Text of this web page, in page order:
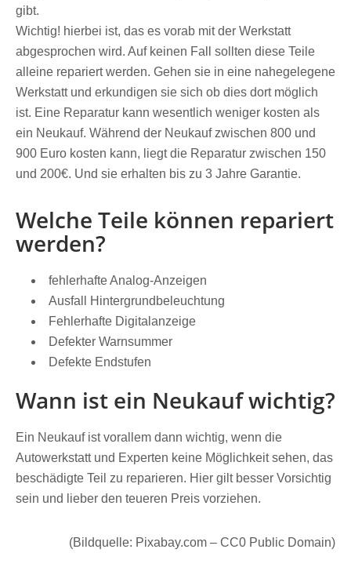
gibt.
Wichtig! hierbei ist, das es vorab mit der Werkstatt
abgesprochen wird. Auf keinen Fall sollten diese Teile
alleine repariert werden. Gehen sie in eine nahegelegene
Werkstatt und erkundigen sie sich ob dies dort möglich
ist. Eine Reparatur kann wesentlich weniger kosten als
ein Neukauf. Während der Neukauf zwischen 800 und
900 Euro kosten kann, liegt die Reparatur zwischen 150
und 200€. Und sie erhalten bis zu 3 Jahre Garantie.
Welche Teile können repariert
werden?
fehlerhafte Analog-Anzeigen
Ausfall Hintergrundbeleuchtung
Fehlerhafte Digitalanzeige
Defekter Warnsummer
Defekte Endstufen
Wann ist ein Neukauf wichtig?
Ein Neukauf ist vorallem dann wichtig, wenn die
Autowerkstatt und Experten keine Möglichkeit sehen, das
beschädigte Teil zu reparieren. Hier gilt besser Vorsichtig
sein und lieber den teueren Preis vorziehen.
(Bildquelle: Pixabay.com – CC0 Public Domain)